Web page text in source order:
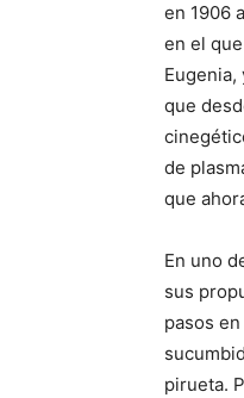
en 1906
en el
que
de
que
En uno
sus
pasos
pirueta.